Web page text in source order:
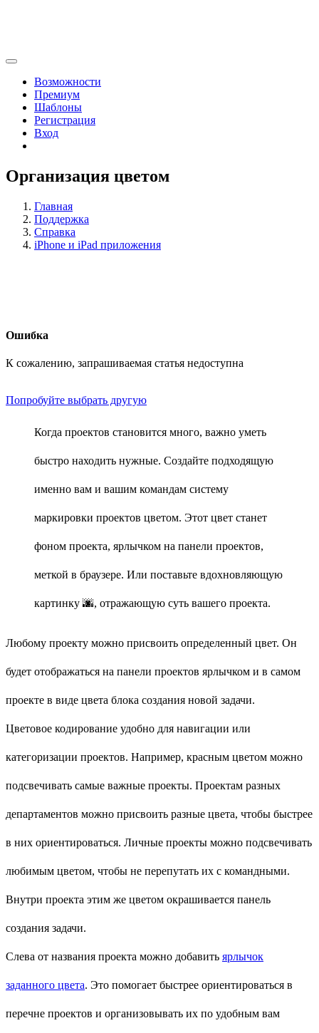
Возможности
Премиум
Шаблоны
Регистрация
Вход
Организация цветом
Главная
Поддержка
Справка
iPhone и iPad приложения
Ошибка
К сожалению, запрашиваемая статья недоступна
Попробуйте выбрать другую
Когда проектов становится много, важно уметь
быстро находить нужные. Создайте подходящую
именно вам и вашим командам систему
маркировки проектов цветом. Этот цвет станет
фоном проекта, ярлычком на панели проектов,
меткой в браузере. Или поставьте вдохновляющую
картинку 🌆, отражающую суть вашего проекта.
Любому проекту можно присвоить определенный цвет. Он
будет отображаться на панели проектов ярлычком и в самом
проекте в виде цвета блока создания новой задачи.
Цветовое кодирование удобно для навигации или
категоризации проектов. Например, красным цветом можно
подсвечивать самые важные проекты. Проектам разных
департаментов можно присвоить разные цвета, чтобы быстрее
в них ориентироваться. Личные проекты можно подсвечивать
любимым цветом, чтобы не перепутать их с командными.
Внутри проекта этим же цветом окрашивается панель
создания задачи.
Слева от названия проекта можно добавить ярлычок
заданного цвета. Это помогает быстрее ориентироваться в
перечне проектов и организовывать их по удобным вам